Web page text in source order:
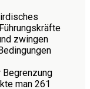
zwingen
Begrenzung
man 261